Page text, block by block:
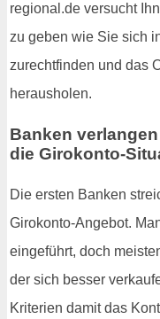
regional.de versucht
zu geben wie Sie sich
zurechtfinden und das
herausholen.
Banken
die Girokonto-
Die ersten Banken
Girokonto-Angebot.
eingeführt, doch
der sich besser
Kriterien damit das